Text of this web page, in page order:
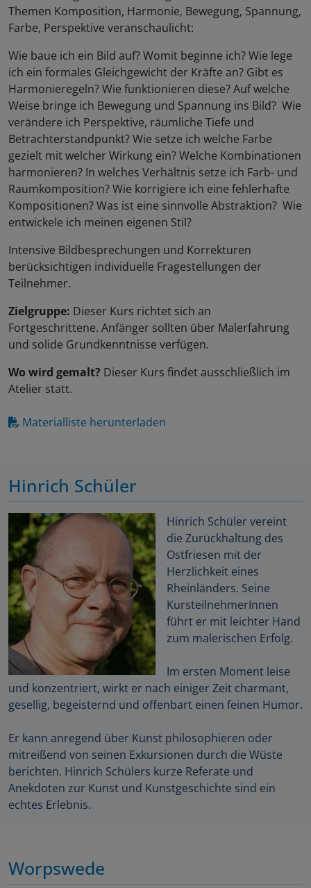
Themen Komposition, Harmonie, Bewegung, Spannung,
Farbe, Perspektive veranschaulicht:
Wie baue ich ein Bild auf? Womit beginne ich? Wie lege
ich ein formales Gleichgewicht der Kräfte an? Gibt es
Harmonieregeln? Wie funktionieren diese? Auf welche
Weise bringe ich Bewegung und Spannung ins Bild? Wie
verändere ich Perspektive, räumliche Tiefe und
Betrachterstandpunkt? Wie setze ich welche Farbe
gezielt mit welcher Wirkung ein? Welche Kombinationen
harmonieren? In welches Verhältnis setze ich Farb- und
Raumkomposition? Wie korrigiere ich eine fehlerhafte
Kompositionen? Was ist eine sinnvolle Abstraktion? Wie
entwickele ich meinen eigenen Stil?
Intensive Bildbesprechungen und Korrekturen
berücksichtigen individuelle Fragestellungen der
Teilnehmer.
Zielgruppe: Dieser Kurs richtet sich an
Fortgeschrittene. Anfänger sollten über Malerfahrung
und solide Grundkenntnisse verfügen.
Wo wird gemalt? Dieser Kurs findet ausschließlich im
Atelier statt.
Materialliste herunterladen
Hinrich Schüler
Hinrich Schüler vereint
die Zurückhaltung des
Ostfriesen mit der
Herzlichkeit eines
Rheinländers. Seine
KursteilnehmerInnen
führt er mit leichter Hand
zum malerischen Erfolg.
Im ersten Moment leise
und konzentriert, wirkt er nach einiger Zeit charmant,
gesellig, begeisternd und offenbart einen feinen Humor.
Er kann anregend über Kunst philosophieren oder
mitreißend von seinen Exkursionen durch die Wüste
berichten. Hinrich Schülers kurze Referate und
Anekdoten zur Kunst und Kunstgeschichte sind ein
echtes Erlebnis.
Worpswede